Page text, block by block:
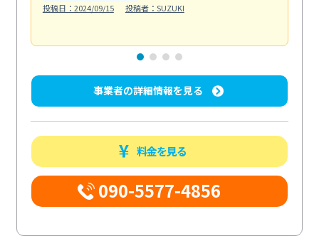
投稿日：2024/09/15
投稿者：SUZUKI
事業者の詳細情報を見る
料金を見る
090-5577-4856